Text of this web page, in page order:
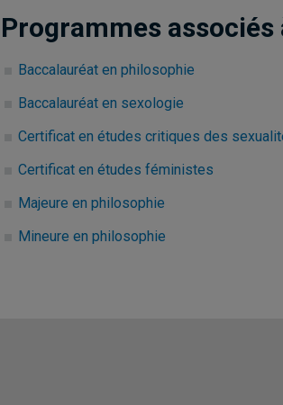
Programmes associés
Baccalauréat en philosophie
Baccalauréat en sexologie
Certificat en études critiques des
Certificat en études féministes
Majeure en philosophie
Mineure en philosophie